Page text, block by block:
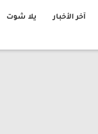
آخر الأخبار يلا شوت